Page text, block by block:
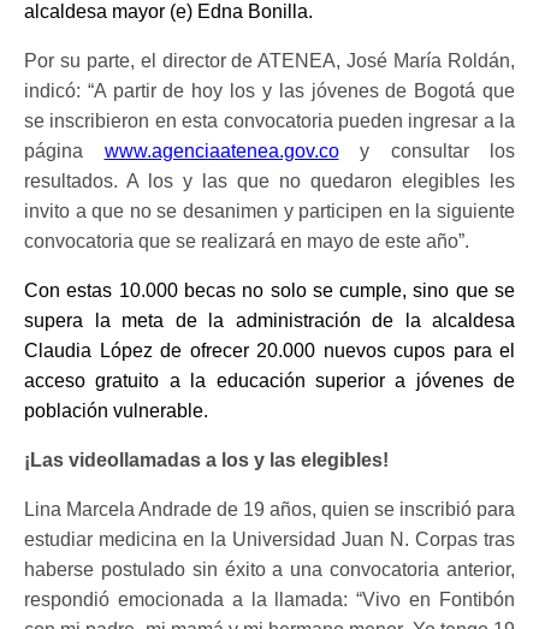
alcaldesa mayor (e) Edna Bonilla.
Por su parte, el director de ATENEA, José María Roldán,
indicó: “A partir de hoy los y las jóvenes de Bogotá que
se inscribieron en esta convocatoria pueden ingresar a la
página www.agenciaatenea.gov.coy consultar los
resultados. A los y las que no quedaron elegibles les
invito a que no se desanimen y participen en la siguiente
convocatoria que se realizará en mayo de este año”.
Con estas 10.000 becas no solo se cumple, sino que se
supera la meta de la administración de la alcaldesa
Claudia López de ofrecer 20.000 nuevos cupos para el
acceso gratuito a la educación superior a jóvenes de
población vulnerable.
¡Las videollamadas a los y las elegibles!
Lina Marcela Andrade de 19 años, quien se inscribió para
estudiar medicina en la Universidad Juan N. Corpas tras
haberse postulado sin éxito a una convocatoria anterior,
respondió emocionada a la llamada: “Vivo en Fontibón